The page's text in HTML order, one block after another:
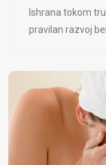
Ishrana tokom
pravilan razvoj